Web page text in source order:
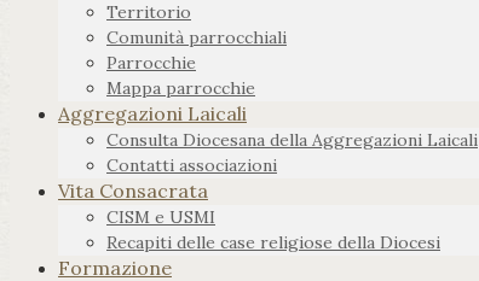
Territorio
Comunità parrocchiali
Parrocchie
Mappa parrocchie
Aggregazioni Laicali
Consulta Diocesana della Aggregazioni Laicali
Contatti associazioni
Vita Consacrata
CISM e USMI
Recapiti delle case religiose della Diocesi
Formazione